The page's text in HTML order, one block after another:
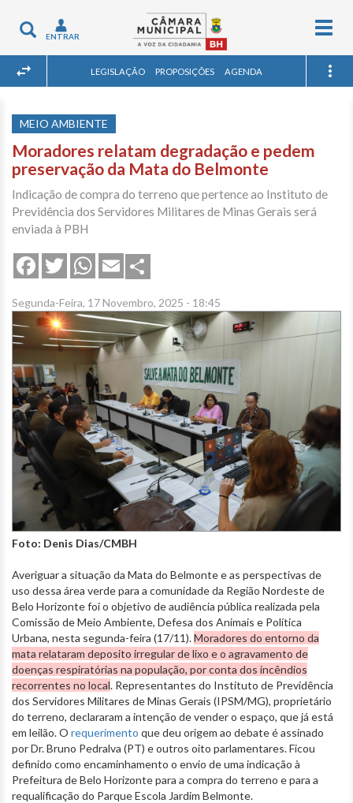
Toggle
navigation
ENTRAR
LEGISLAÇÃO PROPOSIÇÕES AGENDA
MEIO AMBIENTE
Moradores relatam degradação e pedem
preservação da Mata do Belmonte
Indicação de compra do terreno que pertence ao Instituto de
Previdência dos Servidores Militares de Minas Gerais será
enviada à PBH
FacebookTwitterWhatsApp
Email
Segunda-Feira, 17 Novembro, 2025 - 18:45
Foto: Denis Dias/CMBH
Averiguar a situação da Mata do Belmonte e as perspectivas de
uso dessa área verde para a comunidade da Região Nordeste de
Belo Horizonte foi o objetivo de audiência pública realizada pela
Comissão de Meio Ambiente, Defesa dos Animais e Política
Urbana, nesta segunda-feira (17/11).Moradores do entorno da
mata relataram deposito irregular de lixo e o agravamento de
doenças respiratórias na população, por conta dos incêndios
recorrentes no local. Representantes do Instituto de Previdência
dos Servidores Militares de Minas Gerais (IPSM/MG), proprietário
do terreno, declararam a intenção de vender o espaço, que já está
em leilão. O requerimento que deu origem ao debate é assinado
por Dr. Bruno Pedralva (PT) e outros oito parlamentares. Ficou
definido como encaminhamento o envio de uma indicação à
Prefeitura de Belo Horizonte para a compra do terreno e para a
requalificação do Parque Escola Jardim Belmonte.